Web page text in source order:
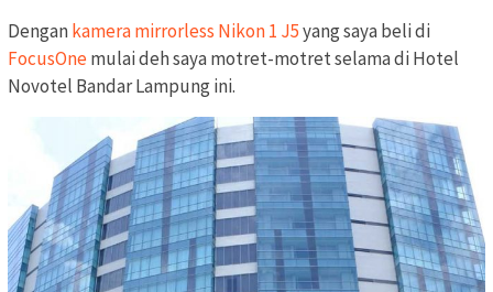
Dengankamera mirrorless Nikon 1 J5yang saya beli di
FocusOnemulai deh saya motret-motret selama di Hotel
Novotel Bandar Lampung ini.